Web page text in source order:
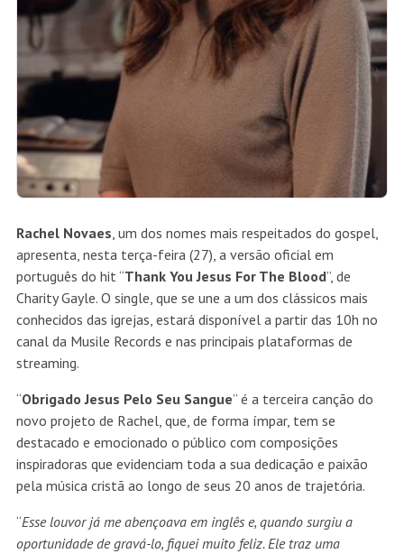
Rachel Novaes , um dos nomes mais respeitados do gospel,
apresenta, nesta terça-feira (27), a versão oficial em
português do hit “Thank You Jesus For The Blood”, de
Charity Gayle. O single, que se une a um dos clássicos mais
conhecidos das igrejas, estará disponível a partir das 10h no
canal da Musile Records e nas principais plataformas de
streaming.
“Obrigado Jesus Pelo Seu Sangue” é a terceira canção do
novo projeto de Rachel, que, de forma ímpar, tem se
destacado e emocionado o público com composições
inspiradoras que evidenciam toda a sua dedicação e paixão
pela música cristã ao longo de seus 20 anos de trajetória.
“Esse louvor já me abençoava em inglês e, quando surgiu a
oportunidade de gravá-lo, fiquei muito feliz. Ele traz uma